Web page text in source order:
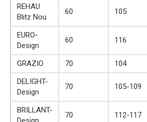
REHAU
Blitz Nou
60 105
EURO-
Design
60 116
GRAZIO 70 104
DELIGHT-
Design
70 105-109
BRILLANT-
70 112-117